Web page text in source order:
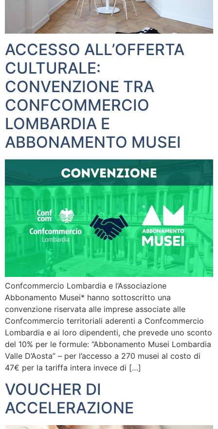
ACCESSO ALL’OFFERTA
CULTURALE:
CONVENZIONE TRA
CONFCOMMERCIO
LOMBARDIA E
ABBONAMENTO MUSEI
Confcommercio Lombardia e l’Associazione
Abbonamento Musei* hanno sottoscritto una
convenzione riservata alle imprese associate alle
Confcommercio territoriali aderenti a Confcommercio
Lombardia e ai loro dipendenti, che prevede uno sconto
del 10% per le formule: “Abbonamento Musei Lombardia
Valle D’Aosta” – per l’accesso a 270 musei al costo di
47€ per la tariffa intera invece di […]
VOUCHER DI
ACCELERAZIONE